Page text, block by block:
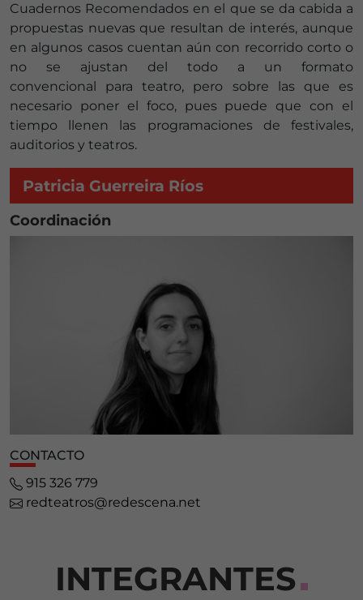
Patricia Guerreira Ríos
Coordinación
CONTACTO
915 326 779
redteatros@redescena.net
Cuadernos Recomendados en el que se da cabida a
propuestas nuevas que resultan de interés, aunque
en algunos casos cuentan aún con recorrido corto o
no se ajustan del todo a un formato
convencional para teatro, pero sobre las que es
necesario poner el foco, pues puede que con el
tiempo llenen las programaciones de festivales,
auditorios y teatros.
INTEGRANTES